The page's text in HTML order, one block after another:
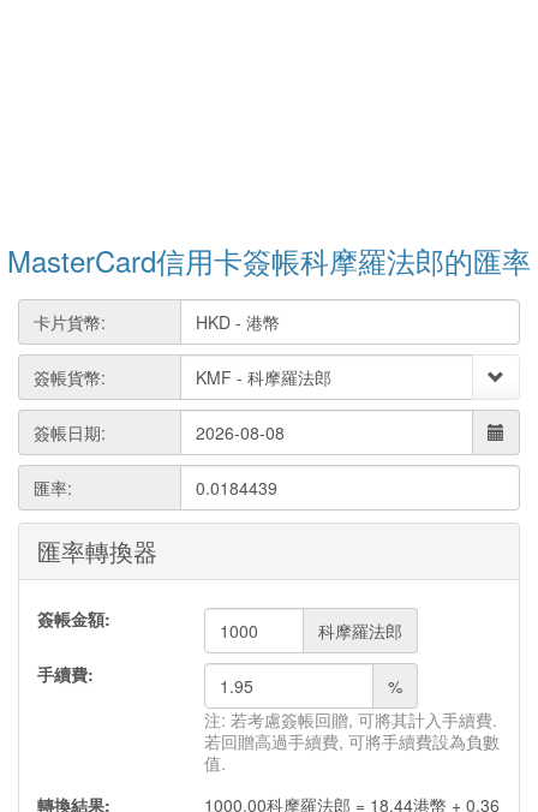
MasterCard信用卡簽帳科摩羅法郎的匯率
卡片貨幣:
簽帳貨幣:
簽帳日期:
匯率: 0.0184439
匯率轉換器
簽帳金額:
科摩羅法郎
手續費:
%
注: 若考慮簽帳回贈, 可將其計入手續費.
若回贈高過手續費, 可將手續費設為負數
值.
轉換結果:
1000.00科摩羅法郎 = 18.44港幣 + 0.36